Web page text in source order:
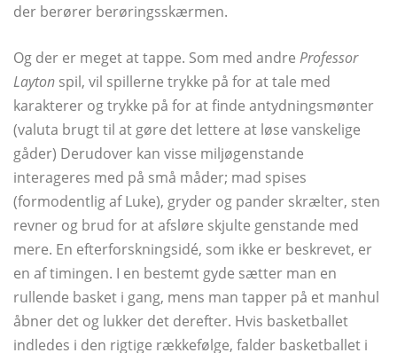
der berører berøringsskærmen.
Og der er meget at tappe. Som med andre Professor
Layton spil, vil spillerne trykke på for at tale med
karakterer og trykke på for at finde antydningsmønter
(valuta brugt til at gøre det lettere at løse vanskelige
gåder) Derudover kan visse miljøgenstande
interageres med på små måder; mad spises
(formodentlig af Luke), gryder og pander skrælter, sten
revner og brud for at afsløre skjulte genstande med
mere. En efterforskningsidé, som ikke er beskrevet, er
en af ​​timingen. I en bestemt gyde sætter man en
rullende basket i gang, mens man tapper på et manhul
åbner det og lukker det derefter. Hvis basketballet
indledes i den rigtige rækkefølge, falder basketballet i